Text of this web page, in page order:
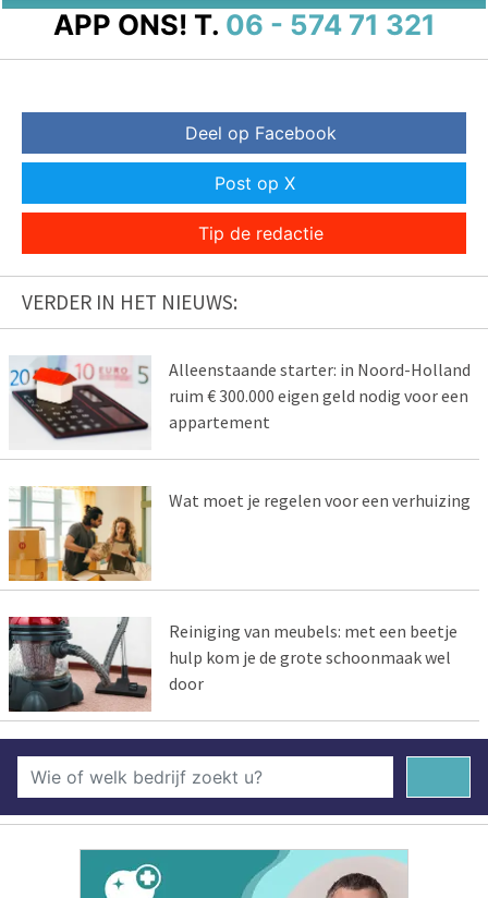
APP ONS! T. 06 - 574 71 321
Deel op Facebook
Post op X
Tip de redactie
VERDER IN HET NIEUWS:
Alleenstaande starter: in Noord-Holland
ruim € 300.000 eigen geld nodig voor een
appartement
Wat moet je regelen voor een verhuizing
Reiniging van meubels: met een beetje
hulp kom je de grote schoonmaak wel
door